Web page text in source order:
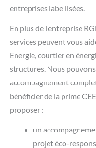
entreprises labellisées.
En plus de l’entreprise
services peuvent vous
Energie, courtier en
structures. Nous
accompagnement
bénéficier de la prime
proposer :
un
projet éco-